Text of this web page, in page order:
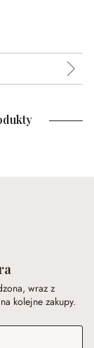
wraz z
kolejne zakupy.